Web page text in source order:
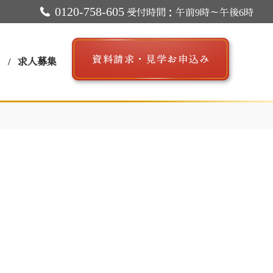
0120-758-605 受付時間：午前9時～午後6時
求人募集